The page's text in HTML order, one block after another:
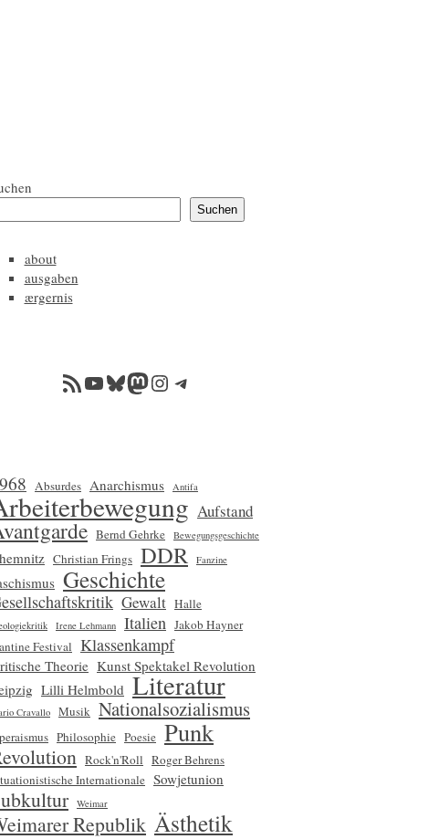
Suchen
about
ausgaben
ærgernis
RSS-FeedYouTube
Bluesky
Mastodon
Instagram
Telegram
Absurdes Anarchismus Antifa
Aufstand
Bernd Gehrke Bewegungsgeschichte
Christian Frings DDR Fanzine
Geschichte
Gewalt Halle
Irene Lehmann Italien Jakob Hayner
Festival Klassenkampf
Theorie Kunst Spektakel Revolution
Lilli Helmbold Literatur
Cravallo Musik Nationalsozialismus
Philosophie Poesie Punk
Rock'n'Roll Roger Behrens
Internationale Sowjetunion
Weimar
Republik Ästhetik